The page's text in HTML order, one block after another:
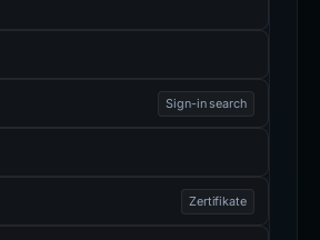
Sign-in search
Zertifikate